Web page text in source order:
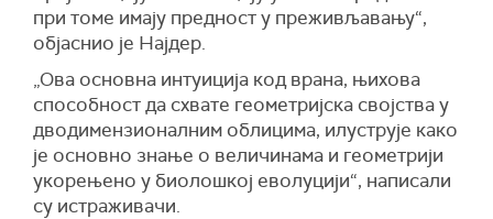
при томе имају предност у преживљавању“,
објаснио је Најдер.
„Ова основна интуиција код врана, њихова
способност да схвате геометријска својства у
дводимензионалним облицима, илуструје како
је основно знање о величинама и геометрији
укорењено у биолошкој еволуцији“, написали
су истраживачи.